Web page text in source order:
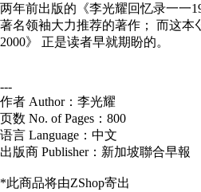
两年前出版的《李光耀回忆录一一
著名领袖大力推荐的著作； 而这本
2000》 正是读者早就期盼的。
---
作者 Author：李光耀
页数 No. of Pages：800
语言 Language：中文
出版商 Publisher：新加坡聯合早報
*此商品将由ZShop寄出